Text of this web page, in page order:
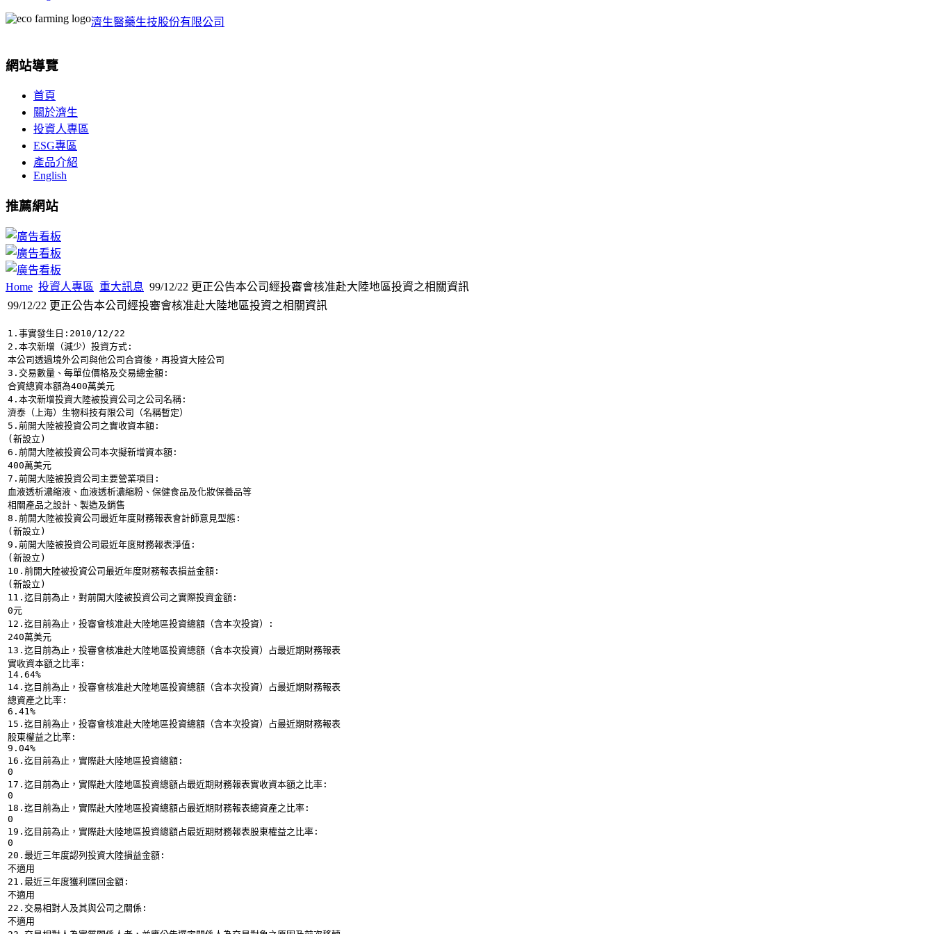
濟生醫藥生技股份有限公司
網站導覽
首頁
關於濟生
投資人專區
ESG專區
產品介紹
English
推薦網站
Home 投資人專區 重大訊息 99/12/22 更正公告本公司經投審會核准赴大陸地區投資之相關資訊
99/12/22 更正公告本公司經投審會核准赴大陸地區投資之相關資訊
1.事實發生日:2010/12/22
2.本次新增（減少）投資方式:
本公司透過境外公司與他公司合資後，再投資大陸公司
3.交易數量、每單位價格及交易總金額:
合資總資本額為400萬美元
4.本次新增投資大陸被投資公司之公司名稱:
濟泰（上海）生物科技有限公司（名稱暫定）
5.前開大陸被投資公司之實收資本額:
(新設立)
6.前開大陸被投資公司本次擬新增資本額:
400萬美元
7.前開大陸被投資公司主要營業項目:
血液透析濃縮液、血液透析濃縮粉、保健食品及化妝保養品等
相關產品之設計、製造及銷售
8.前開大陸被投資公司最近年度財務報表會計師意見型態:
(新設立)
9.前開大陸被投資公司最近年度財務報表淨值:
(新設立)
10.前開大陸被投資公司最近年度財務報表損益金額:
(新設立)
11.迄目前為止，對前開大陸被投資公司之實際投資金額:
0元
12.迄目前為止，投審會核准赴大陸地區投資總額（含本次投資）:
240萬美元
13.迄目前為止，投審會核准赴大陸地區投資總額（含本次投資）占最近期財務報表
實收資本額之比率:
14.64%
14.迄目前為止，投審會核准赴大陸地區投資總額（含本次投資）占最近期財務報表
總資產之比率:
6.41%
15.迄目前為止，投審會核准赴大陸地區投資總額（含本次投資）占最近期財務報表
股東權益之比率:
9.04%
16.迄目前為止，實際赴大陸地區投資總額:
0
17.迄目前為止，實際赴大陸地區投資總額占最近期財務報表實收資本額之比率:
0
18.迄目前為止，實際赴大陸地區投資總額占最近期財務報表總資產之比率:
0
19.迄目前為止，實際赴大陸地區投資總額占最近期財務報表股東權益之比率:
0
20.最近三年度認列投資大陸損益金額:
不適用
21.最近三年度獲利匯回金額:
不適用
22.交易相對人及其與公司之關係:
不適用